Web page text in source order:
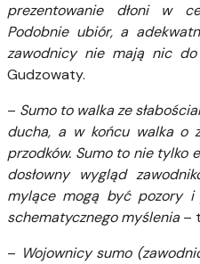
prezentowanie dłoni w
Podobnie ubiór, a
zawodnicy nie mają nic
Gudzowaty.
– Sumo to walka ze
ducha, a w końcu walka o
przodków. Sumo to nie tylko
dosłowny wygląd
mylące mogą być pozory i
schematycznego myślenia –
– Wojownicy sumo